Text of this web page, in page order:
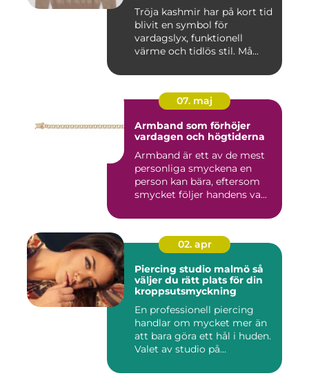
Tröja kashmir har på kort tid
blivit en symbol för
vardagslyx, funktionell
värme och tidlös stil. Må...
07. maj
Armband som förhöjer
vardagen och högtiderna
Armband är ett av de mest
personliga smyckena en
person kan bära, eftersom
smycket följer handens va...
02. apr
Piercing studio malmö så
väljer du rätt plats för din
kroppsutsmyckning
En professionell piercing
handlar om mycket mer än
att bara göra ett hål i huden.
Valet av studio på...